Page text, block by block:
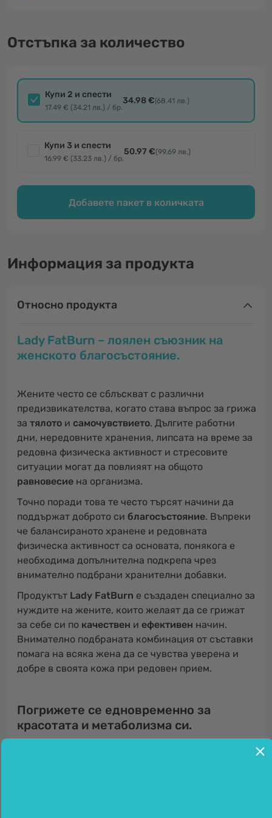
Отстъпка за количество
Купи 2 и спести
17.49 € (34.21 лв.) / бр.
34.98 €(68.41 лв.)
Купи 3 и спести
16.99 € (33.23 лв.) / бр.
50.97 €(99.69 лв.)
Добавете пакет в количката
Информация за продукта
Относно продукта
Lady FatBurn – лоялен съюзник на
женското благосъстояние.
Жените често се сблъскват с различни
предизвикателства, когато става въпрос за грижа
за тялото и самочувствието. Дългите работни
дни, нередовните хранения, липсата на време за
редовна физическа активност и стресовите
ситуации могат да повлияят на общото
равновесие на организма.
Точно поради това те често търсят начини да
поддържат доброто си благосъстояние. Въпреки
че балансираното хранене и редовната
физическа активност са основата, понякога е
необходима допълнителна подкрепа чрез
внимателно подбрани хранителни добавки.
Продуктът Lady FatBurn е създаден специално за
нуждите на жените, които желаят да се грижат
за себе си по качествен и ефективен начин.
Внимателно подбраната комбинация от съставки
помага на всяка жена да се чувства уверена и
добре в своята кожа при редовен прием.
Погрижете се едновременно за
красотата и метаболизма си.